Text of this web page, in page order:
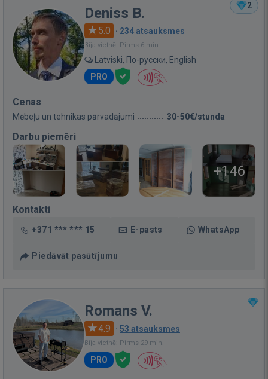
2
Deniss B.
5.0 · 234 atsauksmes
Bija vietnē: Pirms 6 min.
Latviski, По-русски, English
PRO
Cenas
Mēbeļu un tehnikas pārvadājumi 30-50€/stunda
Darbu piemēri
+146
Kontakti
+371 *** *** 15 E-pasts WhatsApp
Piedāvāt pasūtījumu
Romans V.
4.9 · 53 atsauksmes
Bija vietnē: Pirms 29 min.
PRO